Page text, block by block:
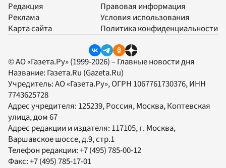
Редакция
Реклама
Карта сайта
Правовая информация
Условия использования
Политика конфиденциальности
© АО «Газета.Ру» (1999-2026) – Главные новости дня
Название: Газета.Ru (Gazeta.Ru)
Учредитель:АО «Газета.Ру», ОГРН 1067761730376, ИНН
7743625728
Адрес учредителя: 125239, Россия, Москва, Коптевская
улица, дом 67
Адрес редакции и издателя: 117105, г. Москва,
Варшавское шоссе, д.9, стр.1
Телефон редакции:+7 (495) 785-00-12
Факс:+7 (495) 785-17-01